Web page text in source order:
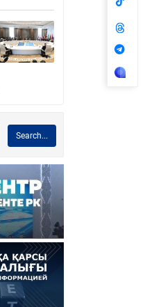
Search...